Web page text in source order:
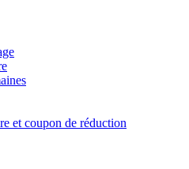
et coupon de réduction